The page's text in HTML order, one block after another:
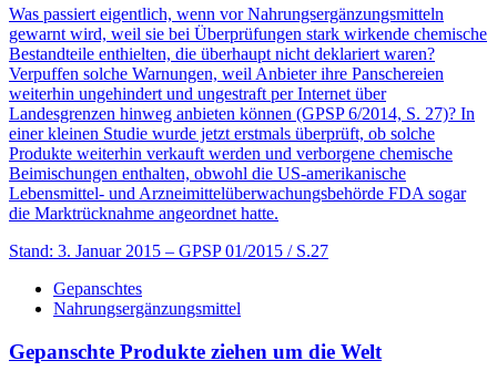
Was passiert eigentlich, wenn vor Nahrungsergänzungsmitteln
gewarnt wird, weil sie bei Überprüfungen stark wirkende chemische
Bestandteile enthielten, die überhaupt nicht deklariert waren?
Verpuffen solche Warnungen, weil Anbieter ihre Panschereien
weiterhin ungehindert und ungestraft per Internet über
Landesgrenzen hinweg anbieten können (GPSP 6/2014, S. 27)? In
einer kleinen Studie wurde jetzt erstmals überprüft, ob solche
Produkte weiterhin verkauft werden und verborgene chemische
Beimischungen enthalten, obwohl die US-amerikanische
Lebensmittel- und Arzneimittelüberwachungsbehörde FDA sogar
die Marktrücknahme angeordnet hatte.
Stand: 3. Januar 2015 – GPSP 01/2015 / S.27
Gepanschtes
Nahrungsergänzungsmittel
Gepanschte Produkte ziehen um die Welt